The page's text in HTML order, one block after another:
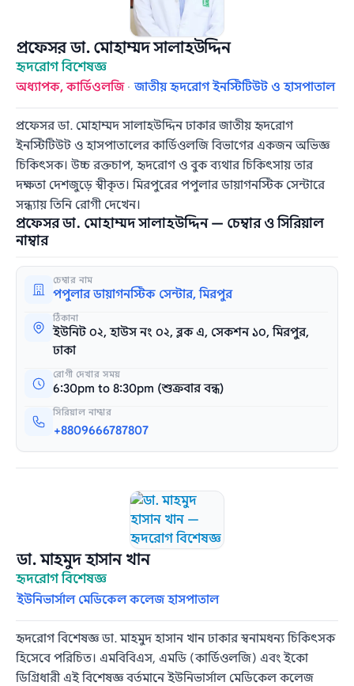
প্রফেসর ডা. মোহাম্মদ সালাহউদ্দিন
হৃদরোগ বিশেষজ্ঞ
অধ্যাপক, কার্ডিওলজি ·জাতীয় হৃদরোগ ইনস্টিটিউট ও হাসপাতাল
প্রফেসর ডা. মোহাম্মদ সালাহউদ্দিন ঢাকার জাতীয় হৃদরোগ
ইনস্টিটিউট ও হাসপাতালের কার্ডিওলজি বিভাগের একজন অভিজ্ঞ
চিকিৎসক। উচ্চ রক্তচাপ, হৃদরোগ ও বুক ব্যথার চিকিৎসায় তার
দক্ষতা দেশজুড়ে স্বীকৃত। মিরপুরের পপুলার ডায়াগনস্টিক সেন্টারে
সন্ধ্যায় তিনি রোগী দেখেন।
প্রফেসর ডা. মোহাম্মদ সালাহউদ্দিন — চেম্বার ও সিরিয়াল
নাম্বার
চেম্বার নাম
পপুলার ডায়াগনস্টিক সেন্টার, মিরপুর
ঠিকানা
ইউনিট ০২, হাউস নং ০২, ব্লক এ, সেকশন ১০, মিরপুর,
ঢাকা
রোগী দেখার সময়
6:30pm to 8:30pm (শুক্রবার বন্ধ)
সিরিয়াল নাম্বার
+8809666787807
ডা. মাহমুদ হাসান খান
হৃদরোগ বিশেষজ্ঞ
ইউনিভার্সাল মেডিকেল কলেজ হাসপাতাল
হৃদরোগ বিশেষজ্ঞ ডা. মাহমুদ হাসান খান ঢাকার স্বনামধন্য চিকিৎসক
হিসেবে পরিচিত। এমবিবিএস, এমডি (কার্ডিওলজি) এবং ইকো
ডিগ্রিধারী এই বিশেষজ্ঞ বর্তমানে ইউনিভার্সাল মেডিকেল কলেজ